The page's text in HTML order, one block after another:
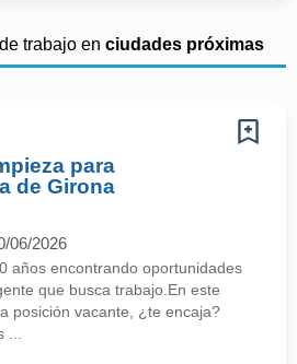
trabajo en ciudades próximas
para
de Girona
06/2026
años encontrando oportunidades
que busca trabajo.En este
posición vacante, ¿te encaja?